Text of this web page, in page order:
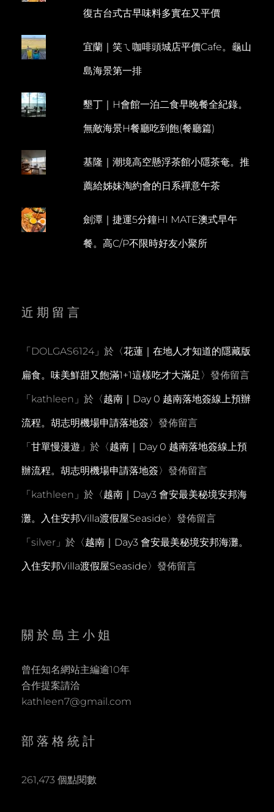
復古台式古早味料多實在又平價
宜蘭｜笑ㄟ咖啡頭城店平價Cafe。龜山
島海景第一排
墾丁｜H會館一泊二食早晚餐全紀錄。
無敵海景H餐廳吃到飽(餐廳篇)
基隆｜潮境高空懸浮茶館小隱茶奄。推
薦給姊妹淘約會的日系禪意午茶
劍潭｜捷運5分鐘HI MATE澳式早午
餐。高C/P不限時好友小聚所
近期留言
「DOLGAS6124」於〈花蓮｜在地人才知道的隱藏版
扁食。味美鮮甜又飽滿1+1這樣吃才大滿足 〉發佈留言
「kathleen 」於〈越南｜Day 0 越南落地簽線上預辦
流程。胡志明機場申請落地簽〉發佈留言
「甘單慢漫遊 」於〈越南｜Day 0 越南落地簽線上預
辦流程。胡志明機場申請落地簽〉發佈留言
「kathleen 」於〈越南｜Day3 會安最美秘境安邦海
灘。入住安邦Villa渡假屋Seaside〉發佈留言
「silver 」於〈越南｜Day3 會安最美秘境安邦海灘。
入住安邦Villa渡假屋Seaside〉發佈留言
關於島主小姐
曾任知名網站主編逾10年
合作提案請洽
kathleen7@gmail.com
部落格統計
261,473 個點閱數